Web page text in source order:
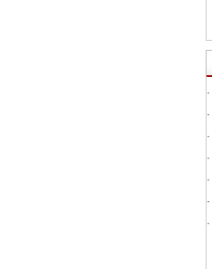
·
·
·
·
·
·
·